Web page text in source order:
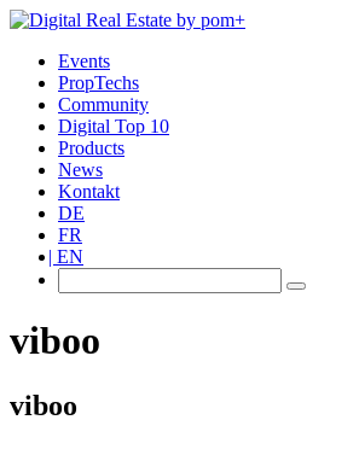
Events
PropTechs
Community
Digital Top 10
Products
News
Kontakt
DE
FR
EN
viboo
viboo